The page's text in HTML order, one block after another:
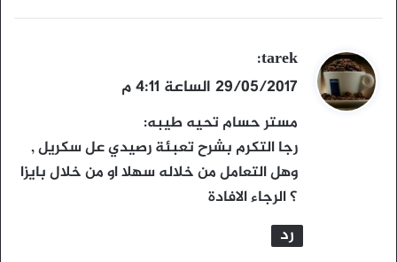
ي
ق
و
ل
tarek
:
29/05/2017 الساعة 4:11 م
مستر حسام تحيه طيبه:
رجا التكرم بشرح تعبئة رصيدي عل سكريل ,
وهل التعامل من خلاله سهلا او من خلال بايزا
؟ الرجاء الافادة
رد